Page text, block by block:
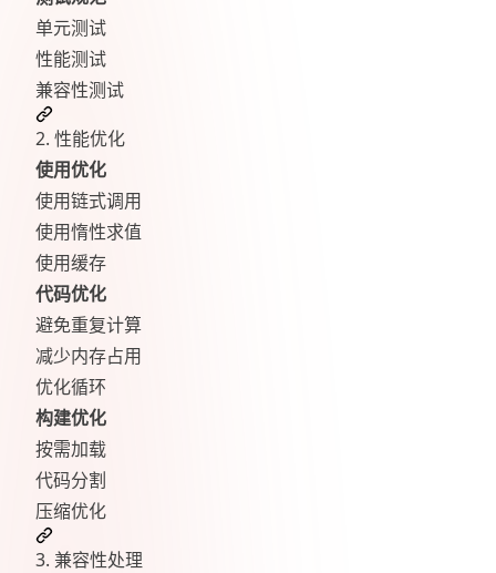
单元测试
性能测试
兼容性测试
2. 性能优化
使用优化
使用链式调用
使用惰性求值
使用缓存
代码优化
避免重复计算
减少内存占用
优化循环
构建优化
按需加载
代码分割
压缩优化
3. 兼容性处理